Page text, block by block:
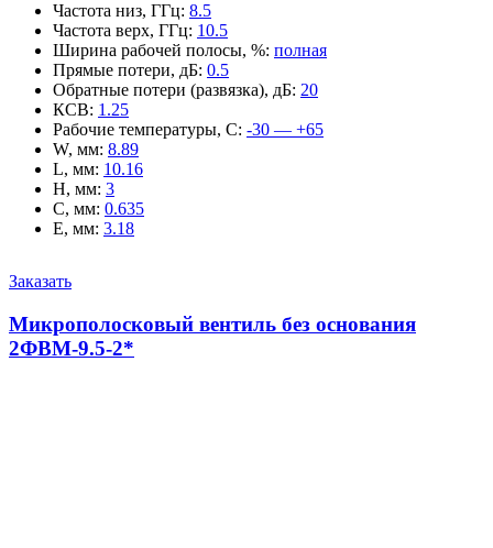
Частота низ, ГГц: 8.5
Частота верх, ГГц: 10.5
Ширина рабочей полосы, %: полная
Прямые потери, дБ: 0.5
Обратные потери (развязка), дБ: 20
КСВ: 1.25
Рабочие температуры, С: -30 — +65
W, мм: 8.89
L, мм: 10.16
H, мм: 3
C, мм: 0.635
E, мм: 3.18
Заказать
Микрополосковый вентиль без основания
2ФВМ-9.5-2*